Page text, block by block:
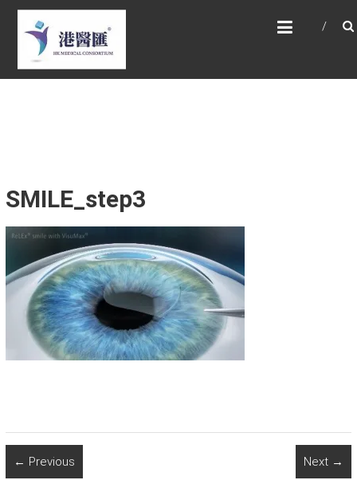
Skip
content
HONG KONG MEDICAL
CONSORTIUM LIMITED 港
醫匯
HEALTH CARE 醫健服務, GENERAL PRACTICE
SMILE_step3
← Previous Next →